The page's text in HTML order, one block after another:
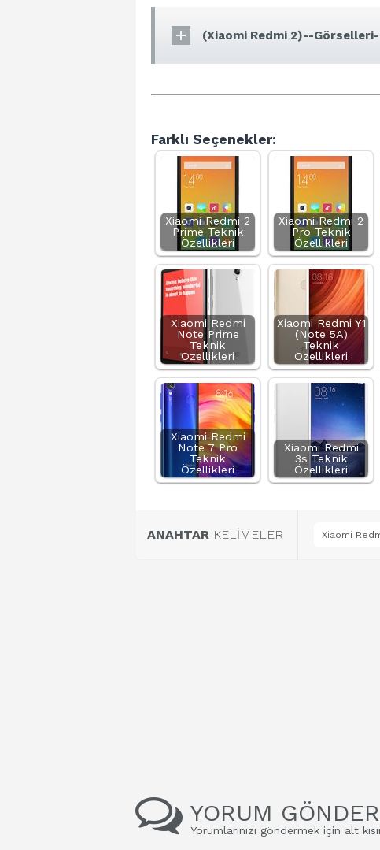
(Xiaomi Redmi 2)--Görselleri-
Farklı Seçenekler:
Xiaomi Redmi 2
Prime Teknik
Özellikleri
Xiaomi Redmi 2
Pro Teknik
Özellikleri
Xiaomi Redmi
Note Prime
Teknik
Özellikleri
Xiaomi Redmi Y1
(Note 5A)
Teknik
Özellikleri
Xiaomi Redmi
Note 7 Pro
Teknik
Özellikleri
Xiaomi Redmi
3s Teknik
Özellikleri
ANAHTAR KELİMELER Xiaomi
YORUM GÖNDER
Yorumlarınızı göndermek için alt